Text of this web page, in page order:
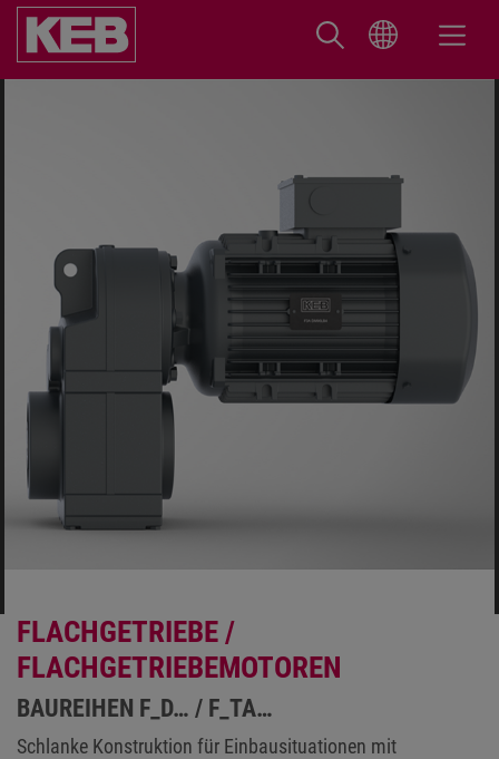
FLACHGETRIEBE /
FLACHGETRIEBEMOTOREN
BAUREIHEN F_D… / F_TA…
Schlanke Konstruktion für Einbausituationen mit